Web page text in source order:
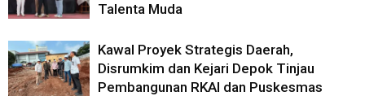
Talenta Muda
Kawal Proyek Strategis Daerah,
Disrumkim dan Kejari Depok Tinjau
Pembangunan RKAI dan Puskesmas